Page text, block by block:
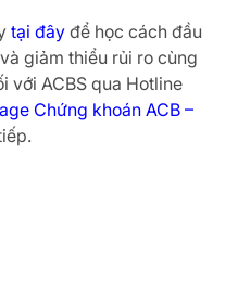
tại đây để học cách đầu
giảm thiểu rủi ro cùng
với ACBS qua Hotline
Chứng khoán ACB –